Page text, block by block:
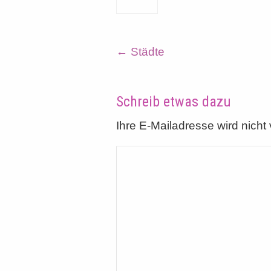
← Städte
Schreib etwas dazu
Ihre E-Mailadresse wird nicht